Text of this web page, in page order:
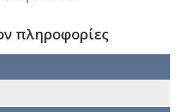
πληροφορίες